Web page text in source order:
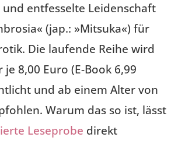
entfesselte Leidenschaft
(jap.: »Mitsuka«) für
Die laufende Reihe wird
8,00 Euro (E-Book 6,99
und ab einem Alter von
Warum das so ist, lässt
Leseprobe direkt